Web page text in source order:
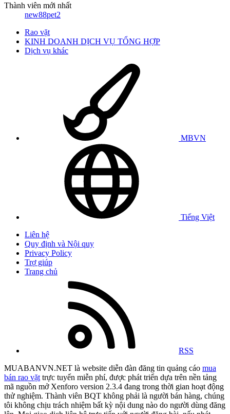
Thành viên mới nhất
new88pet2
Rao vặt
KINH DOANH DỊCH VỤ TỔNG HỢP
Dịch vụ khác
MBVN
Tiếng Việt
Liên hệ
Quy định và Nội quy
Privacy Policy
Trợ giúp
Trang chủ
RSS
MUABANVN.NET là website diễn đàn đăng tin quảng cáo mua
bán rao vặt trực tuyến miễn phí, được phát triển dựa trên nền tảng
mã nguồn mở Xenforo version 2.3.4 đang trong thời gian hoạt động
thử nghiệm. Thành viên BQT không phải là người bán hàng, chúng
tôi không chịu trách nhiệm bất kỳ nội dung nào do người dùng đăng